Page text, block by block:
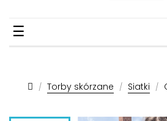
Toggle
☰
Torby skórzane Siatki